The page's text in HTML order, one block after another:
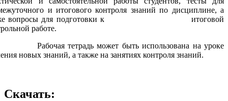
и итогового контроля знаний по дисциплине, а
вопросы для подготовки к итоговой
работе.
тетрадь может быть использована на уроке
новых знаний, а также на занятиях контроля знаний.
Скачать: